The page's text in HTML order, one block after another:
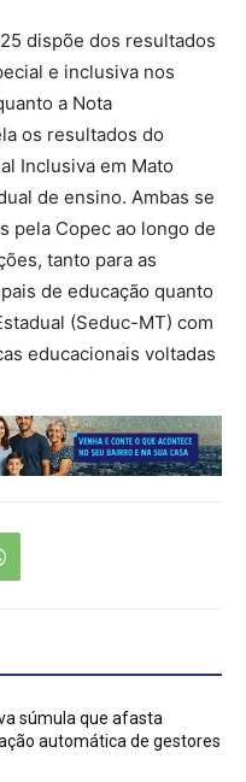
dispõe dos resultados
e inclusiva nos
a Nota
os resultados do
Inclusiva em Mato
de ensino. Ambas se
pela Copec ao longo de
tanto para as
de educação quanto
(Seduc-MT) com
educacionais voltadas
súmula que afasta
automática de gestores